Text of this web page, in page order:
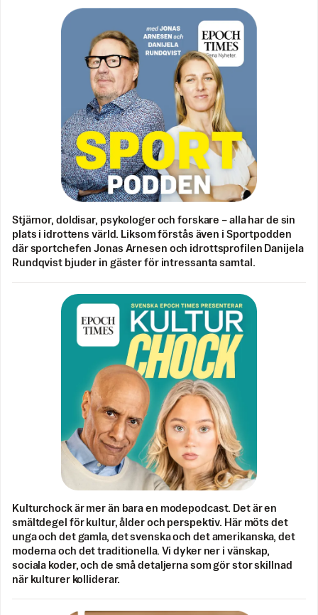
Stjärnor, doldisar, psykologer och forskare – alla har de sin
plats i idrottens värld. Liksom förstås även i Sportpodden
där sportchefen Jonas Arnesen och idrottsprofilen Danijela
Rundqvist bjuder in gäster för intressanta samtal.
Kulturchock är mer än bara en modepodcast. Det är en
smältdegel för kultur, ålder och perspektiv. Här möts det
unga och det gamla, det svenska och det amerikanska, det
moderna och det traditionella. Vi dyker ner i vänskap,
sociala koder, och de små detaljerna som gör stor skillnad
när kulturer kolliderar.